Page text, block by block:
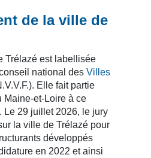
de la ville de
Trélazé est labellisée
national des Villes
Elle fait partie
Maine-et-Loire à ce
Le 29 juillet 2026, le jury
la ville de Trélazé pour
développés
en 2022 et ainsi